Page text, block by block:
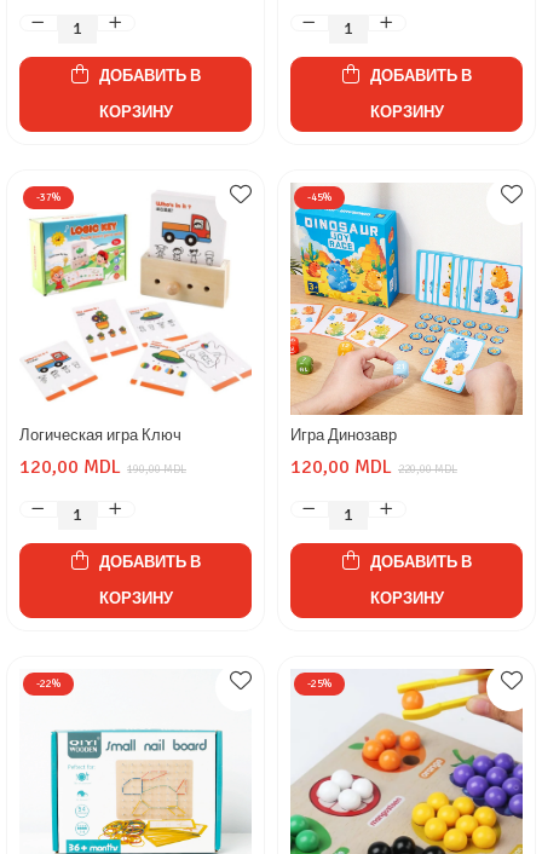
ДОБАВИТЬ В
КОРЗИНУ
ДОБАВИТЬ В
КОРЗИНУ
-37%
Логическая игра Ключ
190,00 MDL
120,00 MDL
ДОБАВИТЬ В
КОРЗИНУ
-45%
Игра Динозавр
220,00 MDL
120,00 MDL
ДОБАВИТЬ В
КОРЗИНУ
-22% -25%